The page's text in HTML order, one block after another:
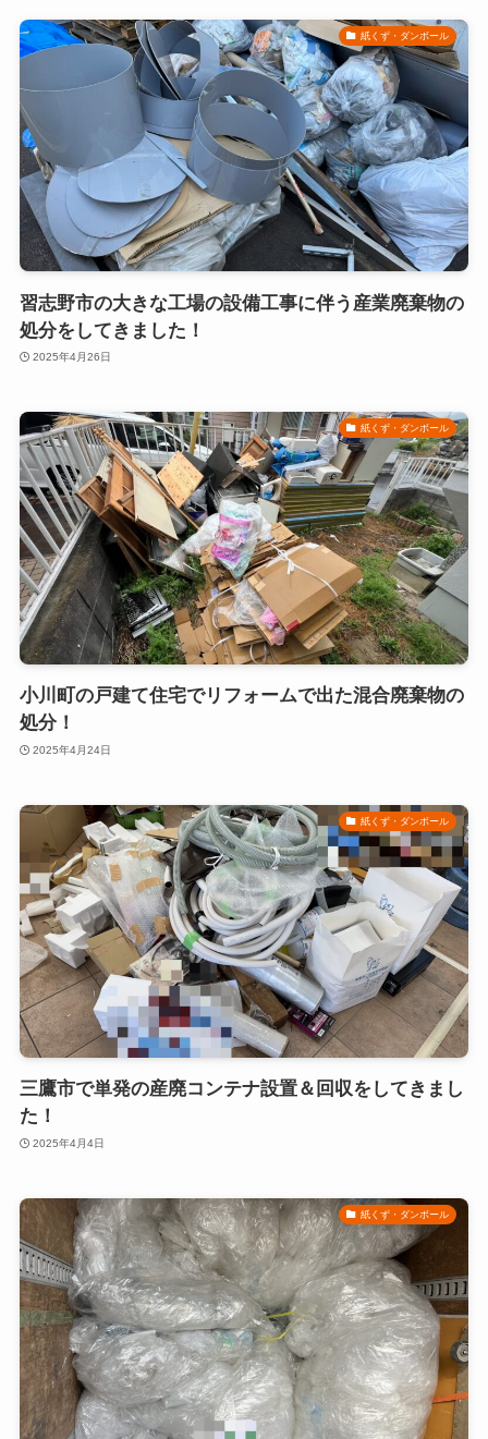
紙くず・ダンボール
習志野市の大きな工場の設備工事に伴う産業廃棄物の
処分をしてきました！
2025年4月26日
紙くず・ダンボール
小川町の戸建て住宅でリフォームで出た混合廃棄物の
処分！
2025年4月24日
紙くず・ダンボール
三鷹市で単発の産廃コンテナ設置＆回収をしてきまし
た！
2025年4月4日
紙くず・ダンボール